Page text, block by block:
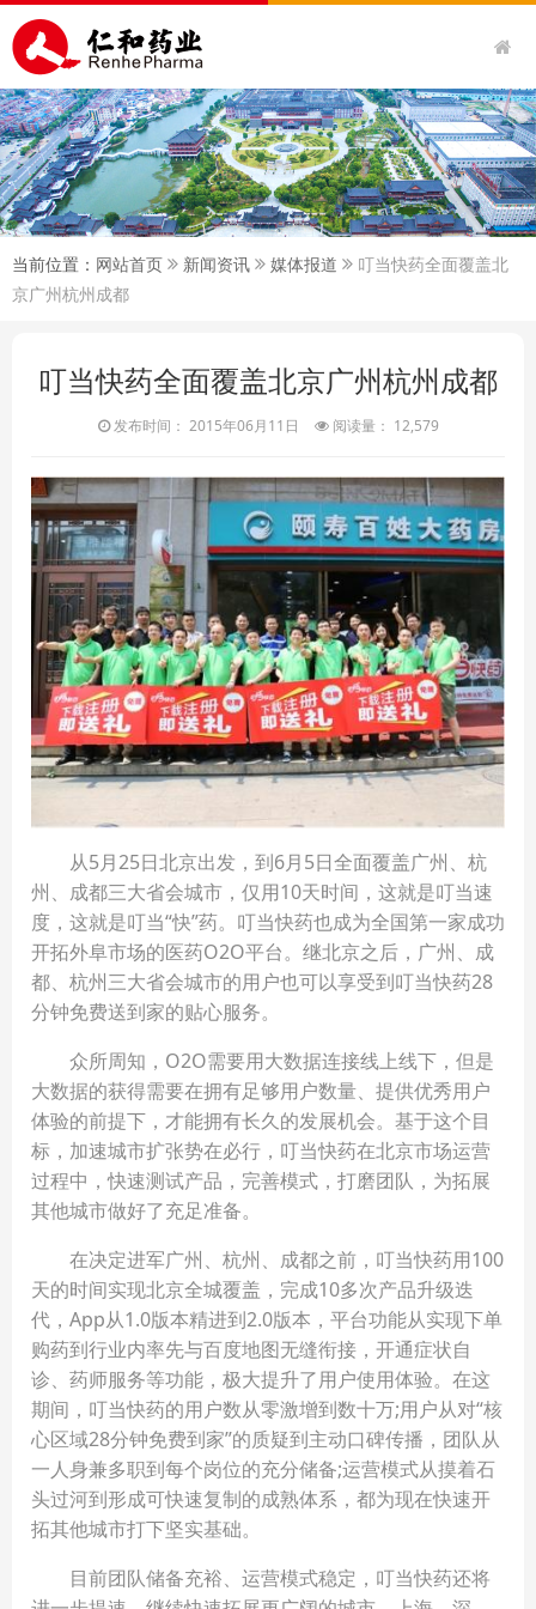
当前位置： 网站首页 新闻资讯 媒体报道
叮当快药全面覆盖北
京广州杭州成都
叮当快药全面覆盖北京广州杭州成都
发布时间： 2015年06月11日 阅读量： 12,579
从5月25日北京出发，到6月5日全面覆盖广州、杭
州、成都三大省会城市，仅用10天时间，这就是叮当速
度，这就是叮当“快”药。叮当快药也成为全国第一家成功
开拓外阜市场的医药O2O平台。继北京之后，广州、成
都、杭州三大省会城市的用户也可以享受到叮当快药28
分钟免费送到家的贴心服务。
众所周知，O2O需要用大数据连接线上线下，但是
大数据的获得需要在拥有足够用户数量、提供优秀用户
体验的前提下，才能拥有长久的发展机会。基于这个目
标，加速城市扩张势在必行，叮当快药在北京市场运营
过程中，快速测试产品，完善模式，打磨团队，为拓展
其他城市做好了充足准备。
在决定进军广州、杭州、成都之前，叮当快药用100
天的时间实现北京全城覆盖，完成10多次产品升级迭
代，App从1.0版本精进到2.0版本，平台功能从实现下单
购药到行业内率先与百度地图无缝衔接，开通症状自
诊、药师服务等功能，极大提升了用户使用体验。在这
期间，叮当快药的用户数从零激增到数十万;用户从对“核
心区域28分钟免费到家”的质疑到主动口碑传播，团队从
一人身兼多职到每个岗位的充分储备;运营模式从摸着石
头过河到形成可快速复制的成熟体系，都为现在快速开
拓其他城市打下坚实基础。
目前团队储备充裕、运营模式稳定，叮当快药还将